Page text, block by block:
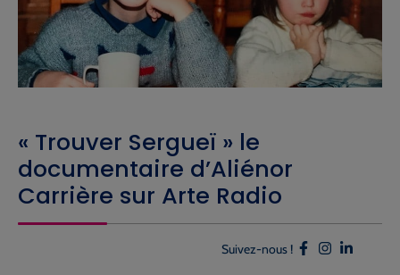
« Trouver Sergueï » le
documentaire d’Aliénor
Carrière sur Arte Radio
Suivez-nous !